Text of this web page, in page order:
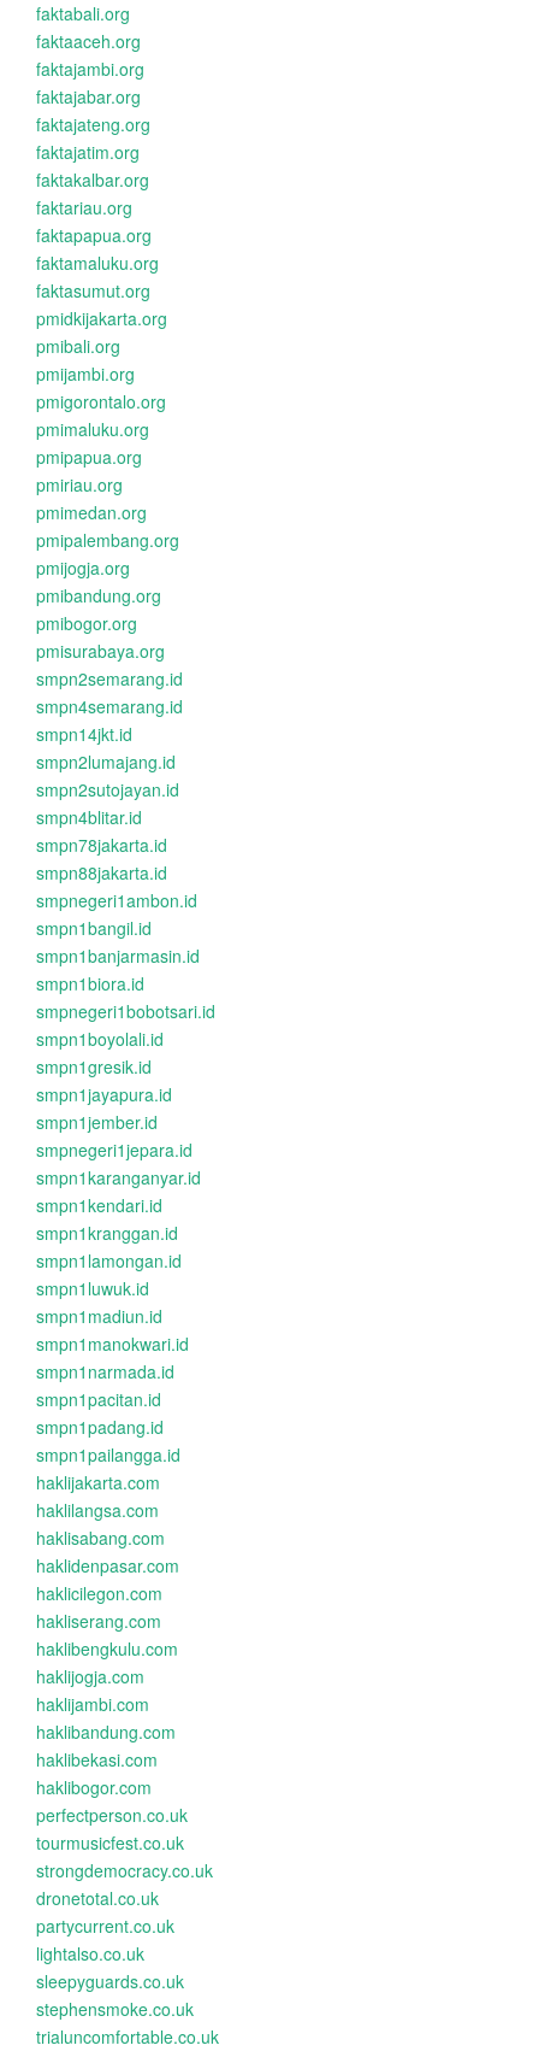
faktabali.org
faktaaceh.org
faktajambi.org
faktajabar.org
faktajateng.org
faktajatim.org
faktakalbar.org
faktariau.org
faktapapua.org
faktamaluku.org
faktasumut.org
pmidkijakarta.org
pmibali.org
pmijambi.org
pmigorontalo.org
pmimaluku.org
pmipapua.org
pmiriau.org
pmimedan.org
pmipalembang.org
pmijogja.org
pmibandung.org
pmibogor.org
pmisurabaya.org
smpn2semarang.id
smpn4semarang.id
smpn14jkt.id
smpn2lumajang.id
smpn2sutojayan.id
smpn4blitar.id
smpn78jakarta.id
smpn88jakarta.id
smpnegeri1ambon.id
smpn1bangil.id
smpn1banjarmasin.id
smpn1biora.id
smpnegeri1bobotsari.id
smpn1boyolali.id
smpn1gresik.id
smpn1jayapura.id
smpn1jember.id
smpnegeri1jepara.id
smpn1karanganyar.id
smpn1kendari.id
smpn1kranggan.id
smpn1lamongan.id
smpn1luwuk.id
smpn1madiun.id
smpn1manokwari.id
smpn1narmada.id
smpn1pacitan.id
smpn1padang.id
smpn1pailangga.id
haklijakarta.com
haklilangsa.com
haklisabang.com
haklidenpasar.com
haklicilegon.com
hakliserang.com
haklibengkulu.com
haklijogja.com
haklijambi.com
haklibandung.com
haklibekasi.com
haklibogor.com
perfectperson.co.uk
tourmusicfest.co.uk
strongdemocracy.co.uk
dronetotal.co.uk
partycurrent.co.uk
lightalso.co.uk
sleepyguards.co.uk
stephensmoke.co.uk
trialuncomfortable.co.uk